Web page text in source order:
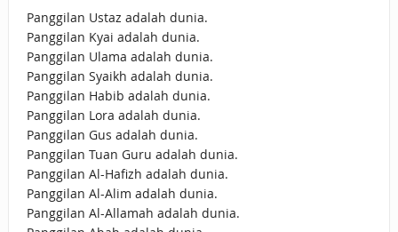
Panggilan Ustaz adalah dunia.
Panggilan Kyai adalah dunia.
Panggilan Ulama adalah dunia.
Panggilan Syaikh adalah dunia.
Panggilan Habib adalah dunia.
Panggilan Lora adalah dunia.
Panggilan Gus adalah dunia.
Panggilan Tuan Guru adalah dunia.
Panggilan Al-Hafizh adalah dunia.
Panggilan Al-Alim adalah dunia.
Panggilan Al-Allamah adalah dunia.